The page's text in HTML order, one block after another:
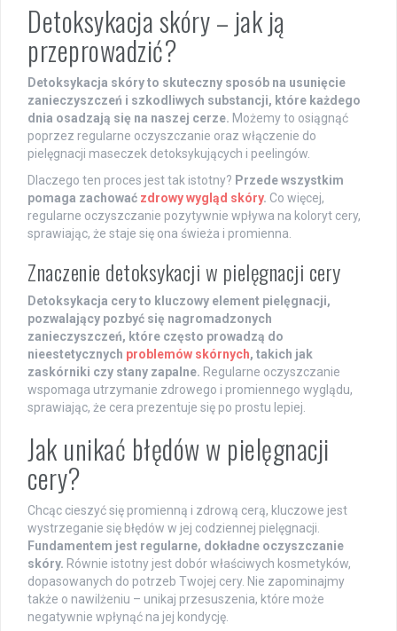
Detoksykacja skóry – jak ją
przeprowadzić?
Detoksykacja skóry to skuteczny sposób na usunięcie
zanieczyszczeń i szkodliwych substancji, które każdego
dnia osadzają się na naszej cerze. Możemy to osiągnąć
poprzez regularne oczyszczanie oraz włączenie do
pielęgnacji maseczek detoksykujących i peelingów.
Dlaczego ten proces jest tak istotny? Przede wszystkim
pomaga zachować zdrowy wygląd skóry. Co więcej,
regularne oczyszczanie pozytywnie wpływa na koloryt cery,
sprawiając, że staje się ona świeża i promienna.
Znaczenie detoksykacji w pielęgnacji cery
Detoksykacja cery to kluczowy element pielęgnacji,
pozwalający pozbyć się nagromadzonych
zanieczyszczeń, które często prowadzą do
nieestetycznych problemów skórnych, takich jak
zaskórniki czy stany zapalne. Regularne oczyszczanie
wspomaga utrzymanie zdrowego i promiennego wyglądu,
sprawiając, że cera prezentuje się po prostu lepiej.
Jak unikać błędów w pielęgnacji
cery?
Chcąc cieszyć się promienną i zdrową cerą, kluczowe jest
wystrzeganie się błędów w jej codziennej pielęgnacji.
Fundamentem jest regularne, dokładne oczyszczanie
skóry. Równie istotny jest dobór właściwych kosmetyków,
dopasowanych do potrzeb Twojej cery. Nie zapominajmy
także o nawilżeniu – unikaj przesuszenia, które może
negatywnie wpłynąć na jej kondycję.